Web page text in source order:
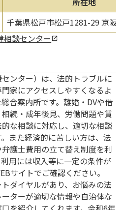
千葉県松戸市松戸1281-29 京阪
相談センター
ンター）は、法的トラブルに
家にアクセスしやすくなるよ
合案内所です。離婚・DVや借
続・成年後見、労働問題や賃
な相談に対応し、適切な相談
また経済的に苦しい方は、法
護士費用の立て替え制度を利
用には収入等に一定の条件が
サイトでご確認ください。
ダイヤルがあり、お悩みの法
ターが適切な情報や自治体な